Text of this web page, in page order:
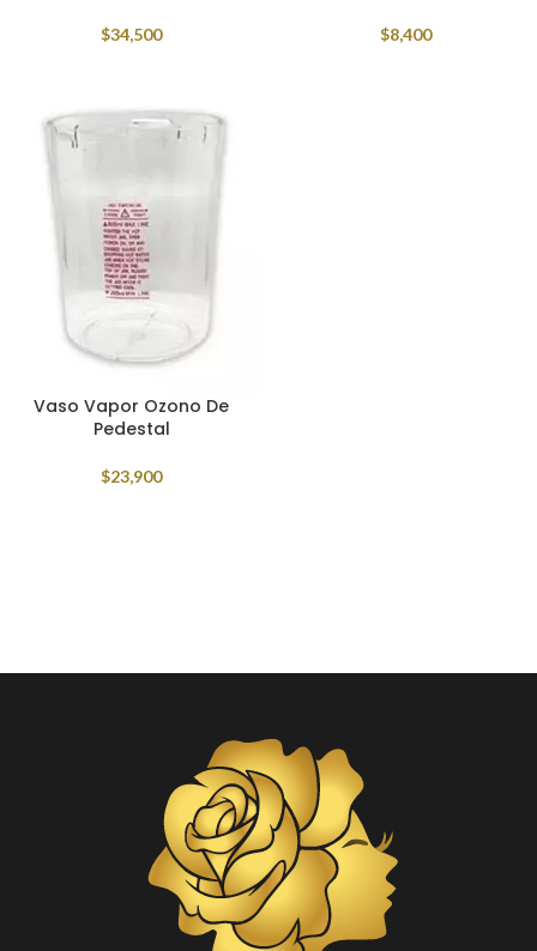
$34,500 $8,400
Vaso Vapor Ozono De
Pedestal
$23,900